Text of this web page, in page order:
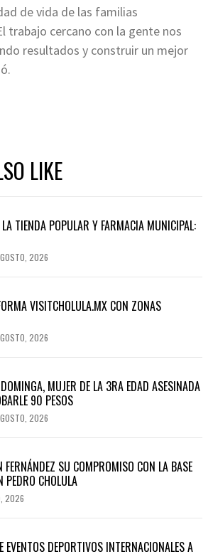
de vida de las familias
trabajo cercano con la gente nos
resultados y construir un mejor
LIKE
TIENDA POPULAR Y FARMACIA MUNICIPAL:
2026
VISITCHOLULA.MX CON ZONAS
2026
MUJER DE LA 3RA EDAD ASESINADA
90 PESOS
2026
SU COMPROMISO CON LA BASE
PEDRO CHOLULA
2026
EVENTOS DEPORTIVOS INTERNACIONALES A